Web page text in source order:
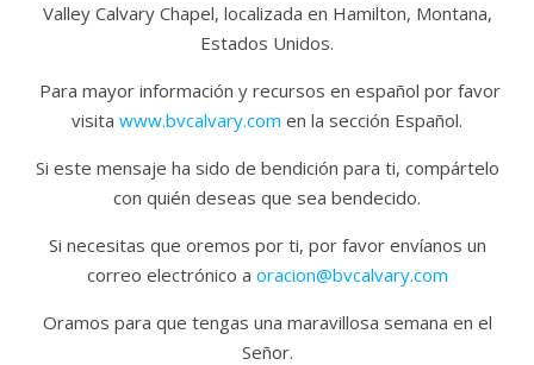
Valley Calvary Chapel, localizada en Hamilton, Montana,
Estados Unidos.
Para mayor información y recursos en español por favor
visita www.bvcalvary.com en la sección Español.
Si este mensaje ha sido de bendición para ti, compártelo
con quién deseas que sea bendecido.
Si necesitas que oremos por ti, por favor envíanos un
correo electrónico a oracion@bvcalvary.com
Oramos para que tengas una maravillosa semana en el
Señor.